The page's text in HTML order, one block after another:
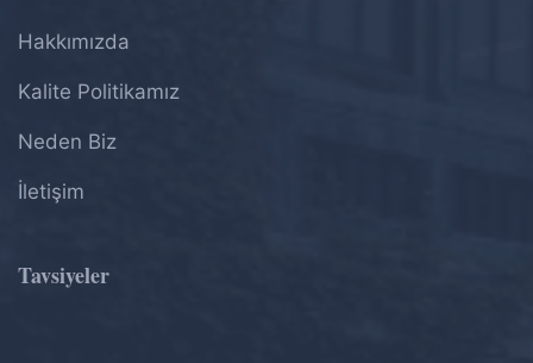
Hakkımızda
Kalite Politikamız
Neden Biz
İletişim
Tavsiyeler